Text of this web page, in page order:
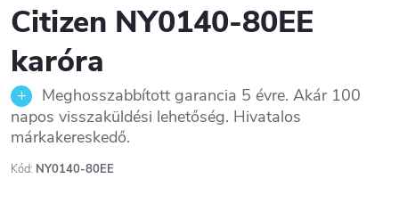
Citizen NY0140-80EE
karóra
Meghosszabbított garancia 5 évre. Akár 100
napos visszaküldési lehetőség. Hivatalos
márkakereskedő.
Kód: NY0140-80EE